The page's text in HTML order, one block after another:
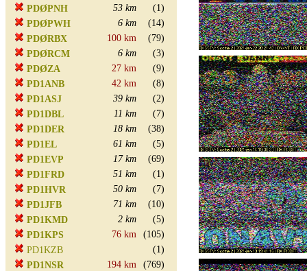
PDØPNH
53 km
(1)
PDØPWH
6 km
(14)
PDØRBX
100 km
(79)
PDØRCM
6 km
(3)
PDØZA
27 km
(9)
PD1ANB
42 km
(8)
PD1ASJ
39 km
(2)
PD1DBL
11 km
(7)
PD1DER
18 km
(38)
PD1EL
61 km
(5)
PD1EVP
17 km
(69)
PD1FRD
51 km
(1)
PD1HVR
50 km
(7)
PD1JFB
71 km
(10)
PD1KMD
2 km
(5)
PD1KPS
76 km
(105)
PD1KZB
(1)
PD1NSR
194 km
(769)